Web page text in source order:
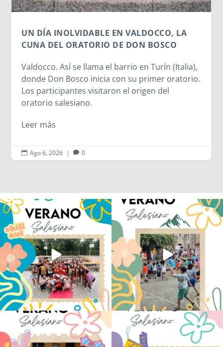
UN DÍA INOLVIDABLE EN VALDOCCO, LA
CUNA DEL ORATORIO DE DON BOSCO
Valdocco. Así se llama el barrio en Turín (Italia),
donde Don Bosco inicia con su primer oratorio.
Los participantes visitaron el origen del
oratorio salesiano.
Leer más
 Ago 6, 2026 |  0
Los alumnos de 6º de Primaria, 1º y 2º
de la ESO...
145 2
La diversión y la alegría también se han
sentido...
95 0
No hay verano sin que sea Salesiano ❤️
💫 en Luz 4
...
0
viviendo la alegría en el campamento
...